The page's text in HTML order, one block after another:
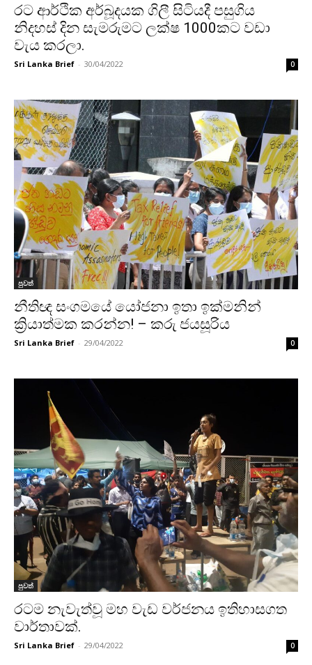
රට ආර්ථික අර්බූදයක ගිලී සිටියදී පසුගිය
නිදහස් දින සැමරුමට ලක්ෂ 1000කට වඩා
වැය කරලා.
Sri Lanka Brief - 30/04/2022 0
පුවත්
නීතිඥ සංගමයේ යෝජනා ඉතා ඉක්මනින්
ක්‍රියාත්මක කරන්න! – කරු ජයසූරිය
Sri Lanka Brief - 29/04/2022 0
පුවත්
රටම නැවැත්වූ මහ වැඩ වර්ජනය ඉතිහාසගත
වාර්තාවක්.
Sri Lanka Brief - 29/04/2022 0